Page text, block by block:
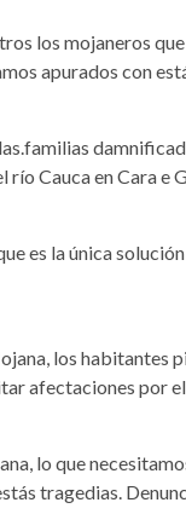
los mojaneros
apurados con
Cauca en Cara e
es la única
los habitantes
afectaciones por
lo que
tragedias.